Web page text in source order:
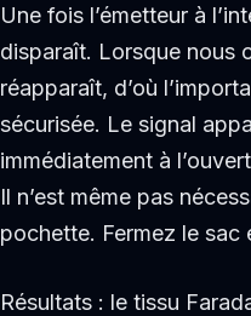
Une fois l’émetteur à
disparaît. Lorsque nous
réapparaît, d’où
sécurisée. Le signal
immédiatement à
Il n’est même pas
pochette. Fermez le sac
Résultats : le tissu